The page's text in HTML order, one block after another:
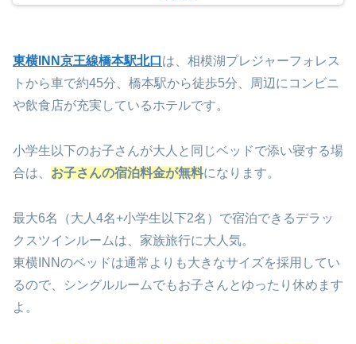
東横INN京王線橋本駅北口 は、相模湖プレジャーフォレス
トから車で約45分、橋本駅から徒歩5分、周辺にコンビニ
や飲食店が充実しているホテルです。
小学生以下のお子さんが大人と同じベッドで添い寝する場
合は、 お子さんの宿泊料金が無料になります。
最大6名（大人4名+小学生以下2名）で宿泊できるデラッ
クスツインルームは、家族旅行に大人気。
東横INNのベッドは通常よりも大きなサイズを採用してい
るので、シングルルームでもお子さんとゆったり休めます
よ。